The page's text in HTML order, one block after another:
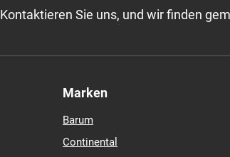
Kontaktieren Sie uns, und wir finden
Marken
Barum
Continental